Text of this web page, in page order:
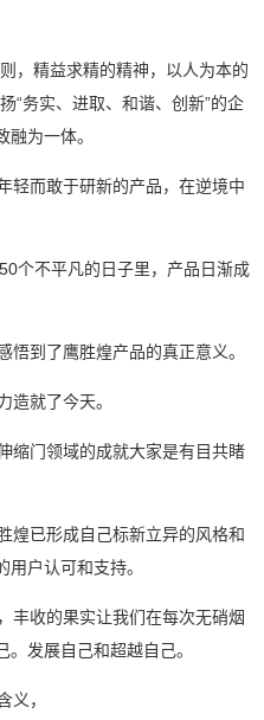
，精益求精的精神，以人为本的
“务实、进取、和谐、创新”的企
融为一体。
而敢于研新的产品，在逆境中
个不平凡的日子里，产品日渐成
到了鹰胜煌产品的真正意义。
就了今天。
门领域的成就大家是有目共睹
已形成自己标新立异的风格和
户认可和支持。
收的果实让我们在每次无硝烟
发展自己和超越自己。
义，